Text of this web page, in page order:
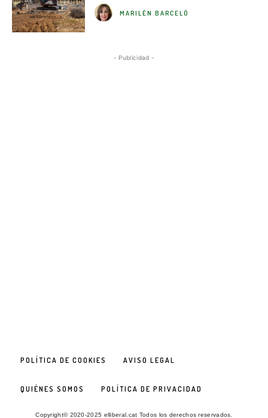
MARILÉN BARCELÓ
- Publicidad -
POLÍTICA DE COOKIES AVISO LEGAL
QUIÉNES SOMOS POLÍTICA DE PRIVACIDAD
Copyright© 2020-2025 elliberal.cat Todos los derechos reservados.